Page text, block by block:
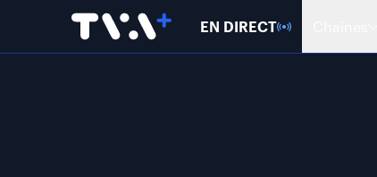
EN DIRECT